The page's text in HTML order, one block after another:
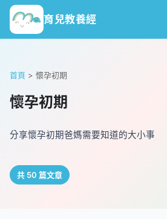
育兒教養經
首頁 > 懷孕初期
懷孕初期
分享懷孕初期爸媽需要知道的大小事
共 50 篇文章